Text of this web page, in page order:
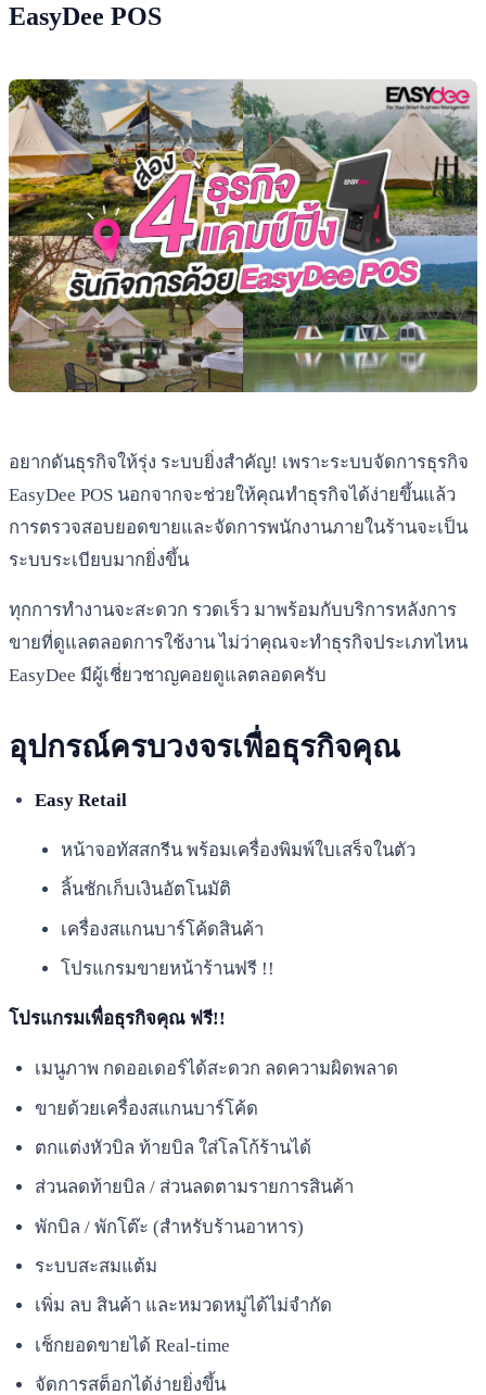
EasyDee POS
อยากดันธุรกิจให้รุ่ง ระบบยิ่งสำคัญ! เพราะระบบจัดการธุรกิจ
EasyDee POS นอกจากจะช่วยให้คุณทำธุรกิจได้ง่ายขึ้นแล้ว
การตรวจสอบยอดขายและจัดการพนักงานภายในร้านจะเป็น
ระบบระเบียบมากยิ่งขึ้น
ทุกการทำงานจะสะดวก รวดเร็ว มาพร้อมกับบริการหลังการ
ขายที่ดูแลตลอดการใช้งาน ไม่ว่าคุณจะทำธุรกิจประเภทไหน
EasyDee มีผู้เชี่ยวชาญคอยดูแลตลอดครับ
อุปกรณ์ครบวงจรเพื่อธุรกิจคุณ
Easy Retail
หน้าจอทัสสกรีน พร้อมเครื่องพิมพ์ใบเสร็จในตัว
ลิ้นชักเก็บเงินอัตโนมัติ
เครื่องสแกนบาร์โค้ดสินค้า
โปรแกรมขายหน้าร้านฟรี !!
โปรแกรมเพื่อธุรกิจคุณ ฟรี!!
เมนูภาพ กดออเดอร์ได้สะดวก ลดความผิดพลาด
ขายด้วยเครื่องสแกนบาร์โค้ด
ตกแต่งหัวบิล ท้ายบิล ใส่โลโก้ร้านได้
ส่วนลดท้ายบิล / ส่วนลดตามรายการสินค้า
พักบิล / พักโต๊ะ (สำหรับร้านอาหาร)
ระบบสะสมแต้ม
เพิ่ม ลบ สินค้า และหมวดหมู่ได้ไม่จำกัด
เช็กยอดขายได้ Real-time
จัดการสต็อกได้ง่ายยิ่งขึ้น